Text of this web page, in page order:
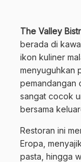
The Valley
berada di
ikon kuliner
menyuguhkan
pemandangan
sangat cocok
bersama
Restoran ini
Eropa,
pasta, hingga